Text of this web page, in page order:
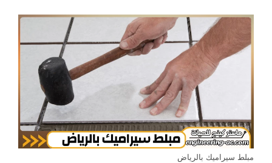
مبلط سيراميك بالرياض